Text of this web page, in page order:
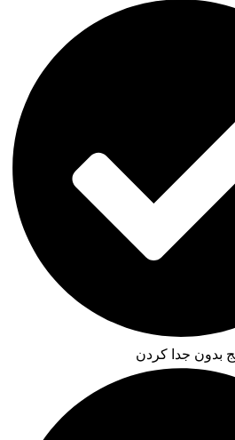
بدون جدا کردن